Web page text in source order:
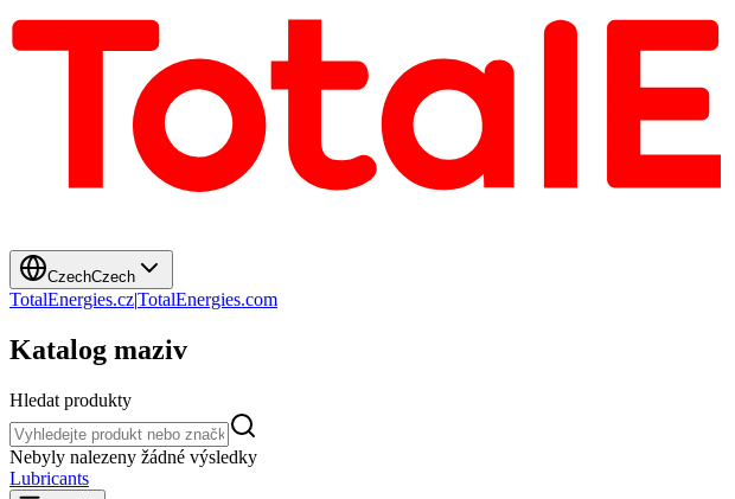
CzechCzech
TotalEnergies.cz|TotalEnergies.com
Katalog maziv
Hledat produkty
Hledat produkty
Nebyly nalezeny žádné výsledky
Lubricants